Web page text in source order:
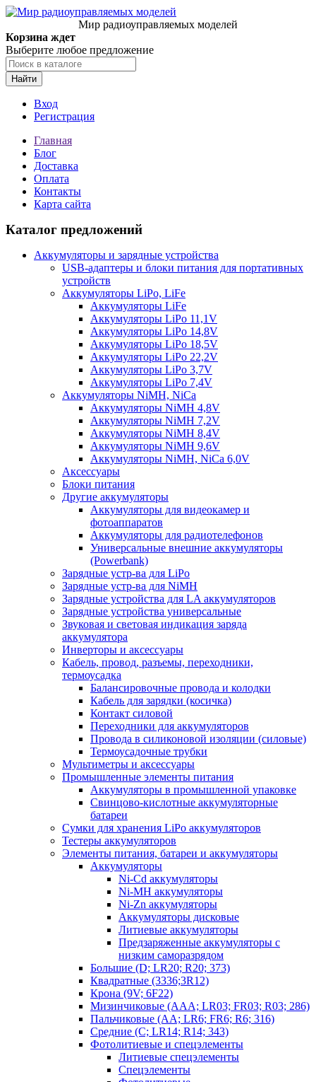
Мир радиоуправляемых моделей
Корзина ждет
Выберите любое предложение
Найти
Вход
Регистрация
Главная
Блог
Доставка
Оплата
Контакты
Карта сайта
Каталог предложений
Аккумуляторы и зарядные устройства
USB-адаптеры и блоки питания для портативных
устройств
Аккумуляторы LiPo, LiFe
Аккумуляторы LiFe
Аккумуляторы LiPo 11,1V
Аккумуляторы LiPo 14,8V
Аккумуляторы LiPo 18,5V
Аккумуляторы LiPo 22,2V
Аккумуляторы LiPo 3,7V
Аккумуляторы LiPo 7,4V
Аккумуляторы NiMH, NiCa
Аккумуляторы NiMH 4,8V
Аккумуляторы NiMH 7,2V
Аккумуляторы NiMH 8,4V
Аккумуляторы NiMH 9,6V
Аккумуляторы NiMH, NiCa 6,0V
Аксессуары
Блоки питания
Другие аккумуляторы
Аккумуляторы для видеокамер и
фотоаппаратов
Аккумуляторы для радиотелефонов
Универсальные внешние аккумуляторы
(Powerbank)
Зарядные устр-ва для LiPo
Зарядные устр-ва для NiMH
Зарядные устройства для LA аккумуляторов
Зарядные устройства универсальные
Звуковая и световая индикация заряда
аккумулятора
Инверторы и аксессуары
Кабель, провод, разъемы, переходники,
термоусадка
Балансировочные провода и колодки
Кабель для зарядки (косичка)
Контакт силовой
Переходники для аккумуляторов
Провода в силиконовой изоляции (силовые)
Термоусадочные трубки
Мультиметры и аксессуары
Промышленные элементы питания
Аккумуляторы в промышленной упаковке
Свинцово-кислотные аккумуляторные
батареи
Сумки для хранения LiPo аккумуляторов
Тестеры аккумуляторов
Элементы питания, батареи и аккумуляторы
Аккумуляторы
Ni-Cd аккумуляторы
Ni-MH аккумуляторы
Ni-Zn аккумуляторы
Аккумуляторы дисковые
Литиевые аккумуляторы
Предзаряженные аккумуляторы с
низким саморазрядом
Большие (D; LR20; R20; 373)
Квадратные (3336;3R12)
Крона (9V; 6F22)
Мизинчиковые (AAA; LR03; FR03; R03; 286)
Пальчиковые (AA; LR6; FR6; R6; 316)
Средние (C; LR14; R14; 343)
Фотолитиевые и спецэлементы
Литиевые спецэлементы
Спецэлементы